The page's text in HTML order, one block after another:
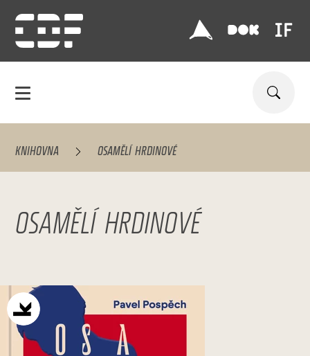
KNIHOVNA OSAMĚLÍ HRDINOVÉ
OSAMĚLÍ HRDINOVÉ